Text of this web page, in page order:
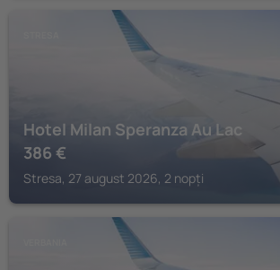
Hotel Milan Speranza Au Lac
386 €
Stresa, 27 august 2026, 2 nopți